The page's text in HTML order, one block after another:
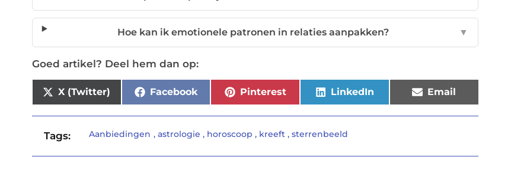
Hoe kan ik emotionele patronen in relaties aanpakken? ▼
Goed artikel? Deel hem dan op:
X (Twitter) Facebook Pinterest LinkedIn Email
Tags: Aanbiedingen ,astrologie , horoscoop , kreeft ,sterrenbeeld